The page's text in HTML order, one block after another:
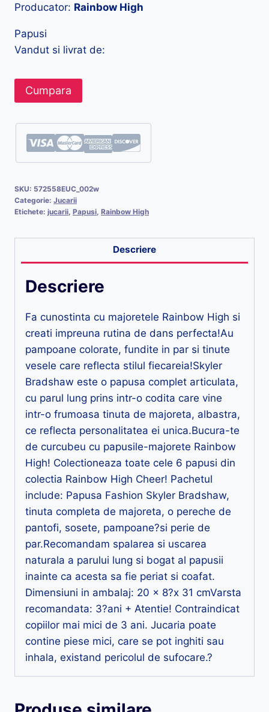
Producator: Rainbow High
Papusi
Vandut si livrat de:
Cumpara
SKU: 572558EUC_002w
Categorie: Jucarii
Etichete: jucarii Papusi Rainbow High
Descriere
Descriere
Fa cunostinta cu majoretele Rainbow High si
creati impreuna rutina de dans perfecta!Au
pampoane colorate, fundite in par si tinute
vesele care reflecta stilul fiecareia!Skyler
Bradshaw este o papusa complet articulata,
cu parul lung prins intr-o codita care vine
intr-o frumoasa tinuta de majoreta, albastra,
ce reflecta personalitatea ei unica.Bucura-te
de curcubeu cu papusile-majorete Rainbow
High! Colectioneaza toate cele 6 papusi din
colectia Rainbow High Cheer! Pachetul
include: Papusa Fashion Skyler Bradshaw,
tinuta completa de majoreta, o pereche de
pantofi, sosete, pampoane?si perie de
par.Recomandam spalarea si uscarea
naturala a parului lung si bogat al papusii
inainte ca acesta sa fie periat si coafat.
Dimensiuni in ambalaj: 20 x 8?x 31 cmVarsta
recomandata: 3?ani + Atentie! Contraindicat
copiilor mai mici de 3 ani. Jucaria poate
contine piese mici, care se pot inghiti sau
inhala, existand pericolul de sufocare.?